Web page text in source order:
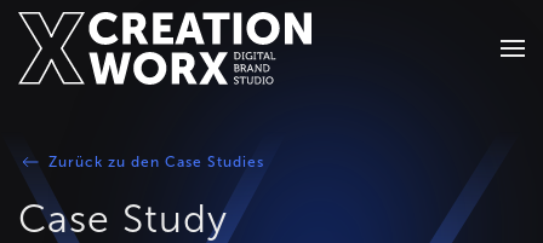
Zum Hauptinhalt springen
Zurück zu den Case Studies
Case Study